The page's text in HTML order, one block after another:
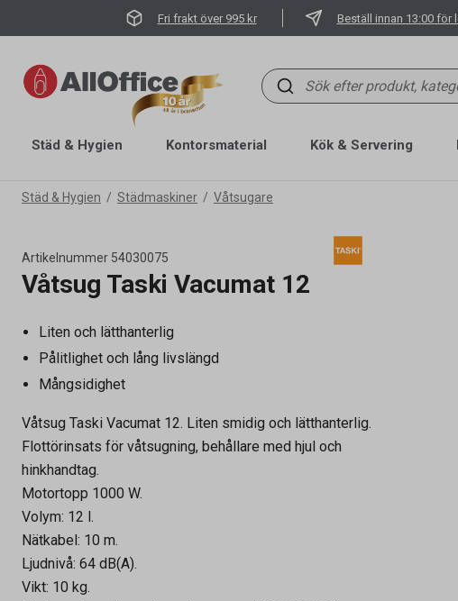
Fri frakt över 995 kr Beställ innan 13:00 för
Städ & Hygien Kontorsmaterial Kök & Servering
Städ & Hygien Städmaskiner Våtsugare
Artikelnummer 54030075
Våtsug Taski Vacumat 12
Liten och lätthanterlig
Pålitlighet och lång livslängd
Mångsidighet
Våtsug Taski Vacumat 12. Liten smidig och lätthanterlig.
Flottörinsats för våtsugning, behållare med hjul och
hinkhandtag.
Motortopp 1000 W.
Volym: 12 l.
Nätkabel: 10 m.
Ljudnivå: 64 dB(A).
Vikt: 10 kg.
Artikelnummer
Tidigare artikelnummer